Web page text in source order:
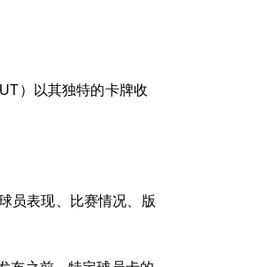
）以其独特的卡牌收
员表现、比赛情况、版